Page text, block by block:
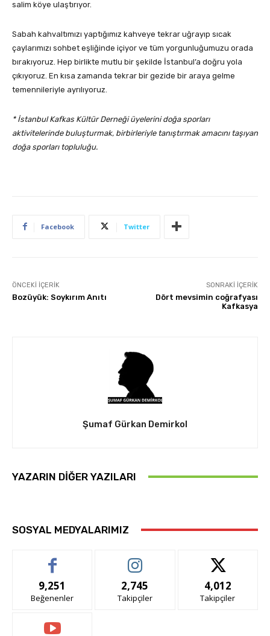
salim köye ulaştırıyor.
Sabah kahvaltımızı yaptığımız kahveye tekrar uğrayıp sıcak
çaylarımızı sohbet eşliğinde içiyor ve tüm yorgunluğumuzu orada
bırakıyoruz. Hep birlikte mutlu bir şekilde İstanbul’a doğru yola
çıkıyoruz. En kısa zamanda tekrar bir gezide bir araya gelme
temennileriyle ayrılıyoruz.
* İstanbul Kafkas Kültür Derneği üyelerini doğa sporları
aktivitelerinde buluşturmak, birbirleriyle tanıştırmak amacını taşıyan
doğa sporları topluluğu.
Facebook Twitter
ÖNCEKI İÇERIK
Bozüyük: Soykırım Anıtı
SONRAKI İÇERIK
Dört mevsimin coğrafyası
Kafkasya
Şumaf Gürkan Demirkol
YAZARIN DIĞER YAZILARI
SOSYAL MEDYALARIMIZ
9,251
Beğenenler
2,745
Takipçiler
4,012
Takipçiler